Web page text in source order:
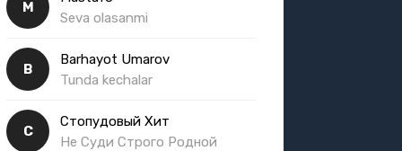
M
Seva olasanmi
B
Barhayot Umarov
Tunda kechalar
С
Стопудовый Хит
Не Суди Строго Родной